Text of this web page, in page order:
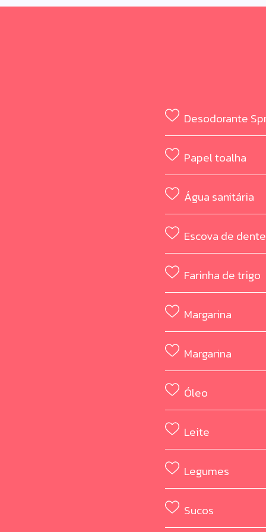
Desodorante
Papel toalha
Água sanitária
Escova de dente
Farinha de trigo
Margarina
Margarina
Óleo
Leite
Legumes
Sucos